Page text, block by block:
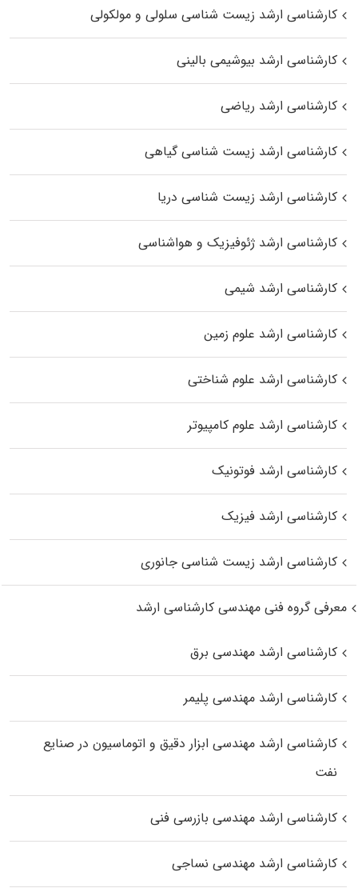
کارشناسی ارشد زیست شناسی سلولی و مولکولی
کارشناسی ارشد بیوشیمی بالینی
کارشناسی ارشد ریاضی
کارشناسی ارشد زیست‌ شناسی گیاهی
کارشناسی ارشد زیست‌ شناسی دریا
کارشناسی ارشد ژئوفیزیک و هواشناسی
کارشناسی ارشد شیمی
کارشناسی ارشد علوم زمین
کارشناسی ارشد علوم شناختی
کارشناسی ارشد علوم کامپیوتر
کارشناسی ارشد فوتونیک
کارشناسی ارشد فیزیک
کارشناسی ارشد زیست‌ شناسی جانوری
معرفی گروه فنی مهندسی کارشناسی ارشد
کارشناسی ارشد مهندسی برق
کارشناسی ارشد مهندسی پلیمر
کارشناسی ارشد مهندسی ابزار دقیق و اتوماسیون در صنایع
نفت
کارشناسی ارشد مهندسی بازرسی فنی
کارشناسی ارشد مهندسی نساجی